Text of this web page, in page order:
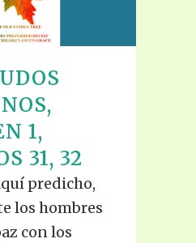
1,
31, 32
predicho,
los hombres
con los